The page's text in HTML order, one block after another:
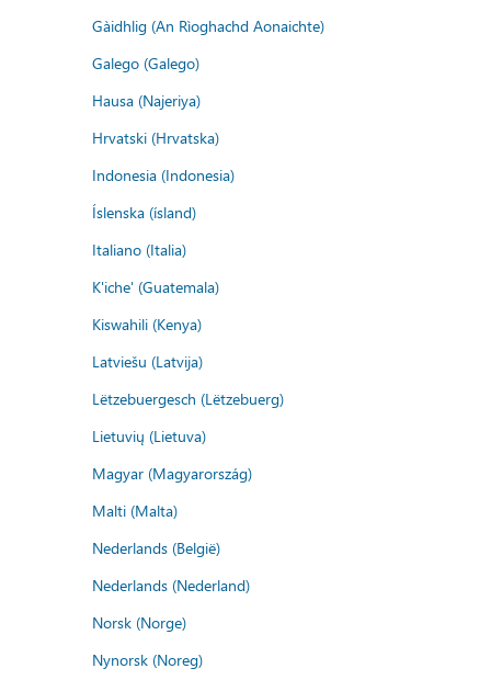
Gàidhlig (An Rìoghachd Aonaichte)
Galego (Galego)
Hausa (Najeriya)
Hrvatski (Hrvatska)
Indonesia (Indonesia)
Íslenska (ísland)
Italiano (Italia)
K'iche' (Guatemala)
Kiswahili (Kenya)
Latviešu (Latvija)
Lëtzebuergesch (Lëtzebuerg)
Lietuvių (Lietuva)
Magyar (Magyarország)
Malti (Malta)
Nederlands (België)
Nederlands (Nederland)
Norsk (Norge)
Nynorsk (Noreg)